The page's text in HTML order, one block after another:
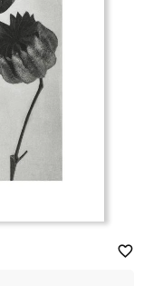
favorite_border